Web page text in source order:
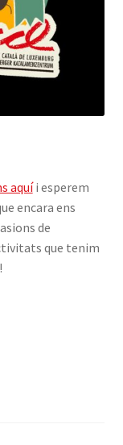
aquíi esperem
encara ens
de
que tenim